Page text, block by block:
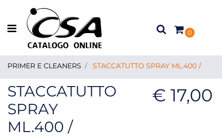
Open menu
0
PRIMER E CLEANERS STACCATUTTO SPRAY ML.400 /
STACCATUTTO
SPRAY
ML.400 /
€ 17,00